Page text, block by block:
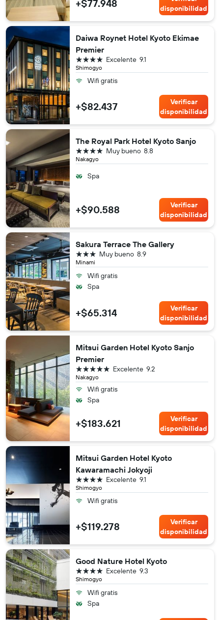
+$77.948
disponibilidad
Daiwa Roynet Hotel Kyoto Ekimae
Premier
Shimogyo
9.1
Excelente
4 estrellas
Wifi gratis
+$82.437
Verificar
disponibilidad
The Royal Park Hotel Kyoto Sanjo
Nakagyo
8.8
Muy bueno
4 estrellas
Spa
+$90.588
Verificar
disponibilidad
Sakura Terrace The Gallery
Minami
8.9
Muy bueno
3 estrellas
Wifi gratis
Spa
+$65.314
Verificar
disponibilidad
Mitsui Garden Hotel Kyoto Sanjo
Premier
Nakagyo
9.2
Excelente
5 estrellas
Wifi gratis
Spa
+$183.621
Verificar
disponibilidad
Mitsui Garden Hotel Kyoto
Kawaramachi Jokyoji
Shimogyo
9.1
Excelente
4 estrellas
Wifi gratis
+$119.278
Verificar
disponibilidad
Good Nature Hotel Kyoto
Shimogyo
9.3
Excelente
4 estrellas
Wifi gratis
Spa